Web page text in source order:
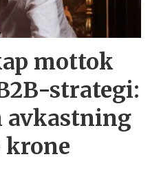
mottok
strategi:
avkastning
krone